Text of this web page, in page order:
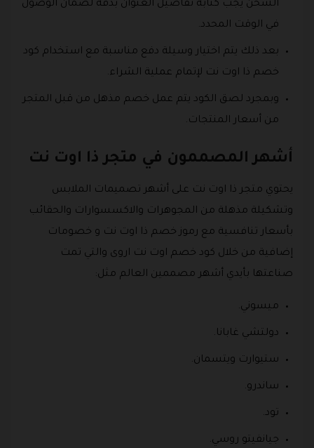
الشحن يجب كتابة تفاصيل العنوان بدقة لضمان الوصول
في الوقت المحدد.
بعد ذلك يتم اختيار وسيلة دفع مناسبة مع استخدام كود
خصم ذا اوت نت لإتمام عملية الشراء.
وبمجرد لصق الكود يتم عمل خصم مذهل من قبل المتجر
من أسعار المنتجات.
أشهر المصممون في متجر ذا اوت نت
يحتوي متجر ذا اوت نت على أشهر تصميمات الملابس
وتشكيلة مذهلة من المجوهرات والاكسسوارات والحقائب
بأسعار تنافسية مع رموز خصم ذا اوت نت و خصومات
إضافية من خلال كود خصم اوت نت اروى والتي تمت
صناعتها بأيدي أشهر مصممين العالم مثل:
ميسوني.
دولتشي غابانا.
ستيوارت ويتسمان.
ساندرو.
تود.
جيانفيتو روسي.